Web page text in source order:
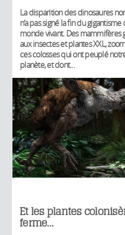
La disparition des dinosaures
n’a pas signé la fin du gigantisme
monde vivant. Des mammifères
aux insectes et plantes XXL,
ces colosses qui ont peuplé
planète, et dont...
Et les plantes
ferme…